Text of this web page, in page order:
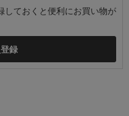
しておくと便利にお買い物が